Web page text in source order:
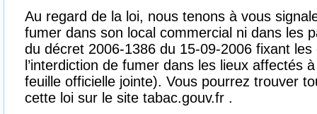
Au regard de la loi, nous tenons à vous
fumer dans son local commercial ni dans les
du décret 2006-1386 du 15-09-2006 fixant les
l’interdiction de fumer dans les lieux affectés
feuille officielle jointe). Vous pourrez trouver
cette loi sur le site tabac.gouv.fr .